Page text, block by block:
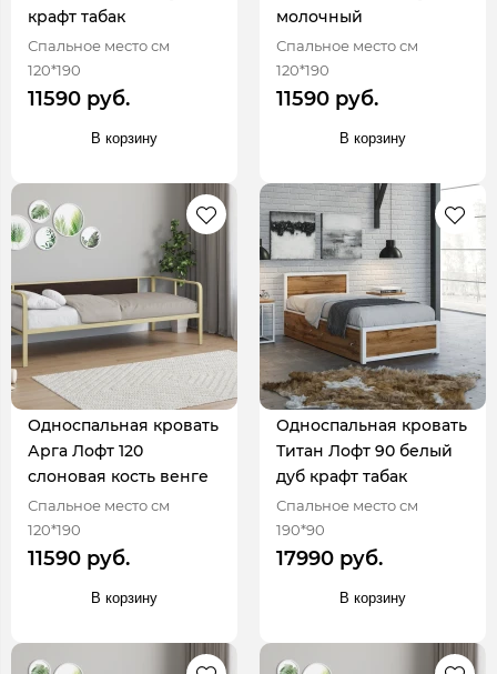
крафт табак
Спальное место см
120*190
11590 руб.
В корзину
молочный
Спальное место см
120*190
11590 руб.
В корзину
Односпальная кровать
Арга Лофт 120
слоновая кость венге
Спальное место см
120*190
11590 руб.
В корзину
Односпальная кровать
Титан Лофт 90 белый
дуб крафт табак
Спальное место см
190*90
17990 руб.
В корзину